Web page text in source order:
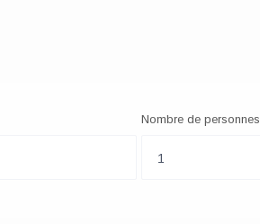
Nombre de personnes